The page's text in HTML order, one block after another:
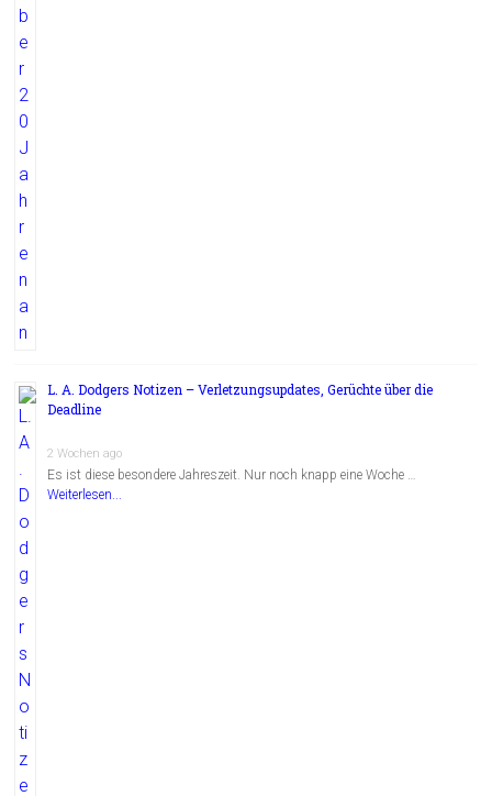
L. A. Dodgers Notizen – Verletzungsupdates, Gerüchte über die
Deadline
2 Wochen ago
Es ist diese besondere Jahreszeit. Nur noch knapp eine Woche …
Weiterlesen...